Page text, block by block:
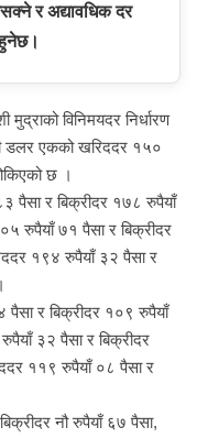
र अद्यावधिक दर
विनिमयदर निर्धारण
डलर एकको खरिददर १५०
छ ।
पैसा र बिक्रीदर १७८ रुपैयाँ
रुपैयाँ ७१ पैसा र बिक्रीदर
१९४ रुपैयाँ ३२ पैसा र
र बिक्रीदर १०९ रुपैयाँ
३२ पैसा र बिक्रीदर
११९ रुपैयाँ ०८ पैसा र
नौ रुपैयाँ ६७ पैसा,